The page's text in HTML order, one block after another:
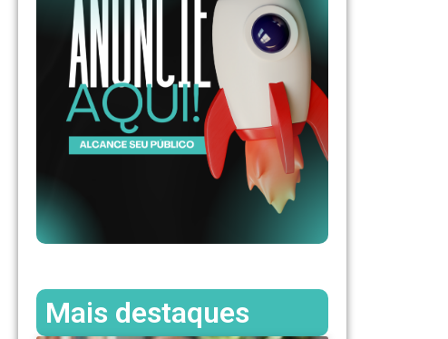
Mais destaques